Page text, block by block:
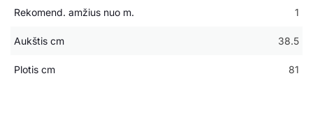
Rekomend. amžius nuo m. 1
Aukštis cm 38.5
Plotis cm 81